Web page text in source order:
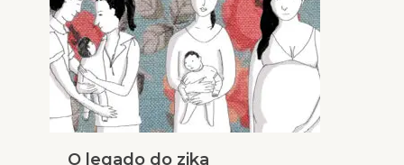
O legado do zika